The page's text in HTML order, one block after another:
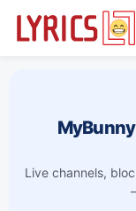
Live channels,